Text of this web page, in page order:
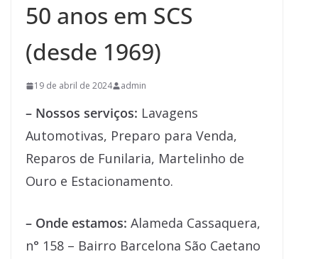
50 anos em SCS
(desde 1969)
19 de abril de 2024 admin
– Nossos serviços: Lavagens
Automotivas, Preparo para Venda,
Reparos de Funilaria, Martelinho de
Ouro e Estacionamento.
– Onde estamos: Alameda Cassaquera,
n° 158 – Bairro Barcelona São Caetano